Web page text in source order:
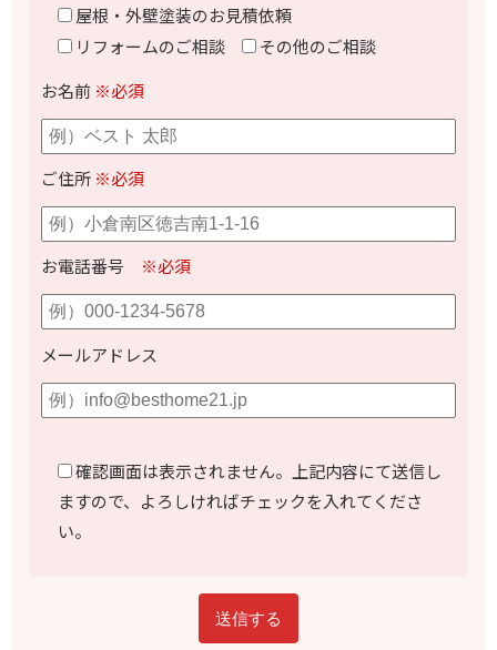
屋根・外壁塗装のお見積依頼
リフォームのご相談
その他のご相談
お名前 ※必須
ご住所 ※必須
お電話番号 ※必須
メールアドレス
確認画面は表示されません。上記内容にて送信し
ますので、よろしければチェックを入れてくださ
い。